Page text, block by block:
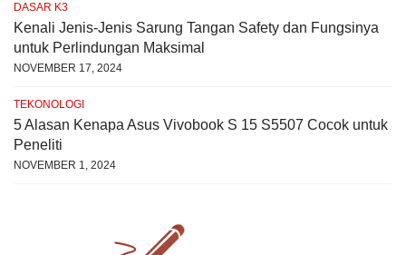
DASAR K3
Kenali Jenis-Jenis Sarung Tangan Safety dan Fungsinya
untuk Perlindungan Maksimal
NOVEMBER 17, 2024
TEKONOLOGI
5 Alasan Kenapa Asus Vivobook S 15 S5507 Cocok untuk
Peneliti
NOVEMBER 1, 2024